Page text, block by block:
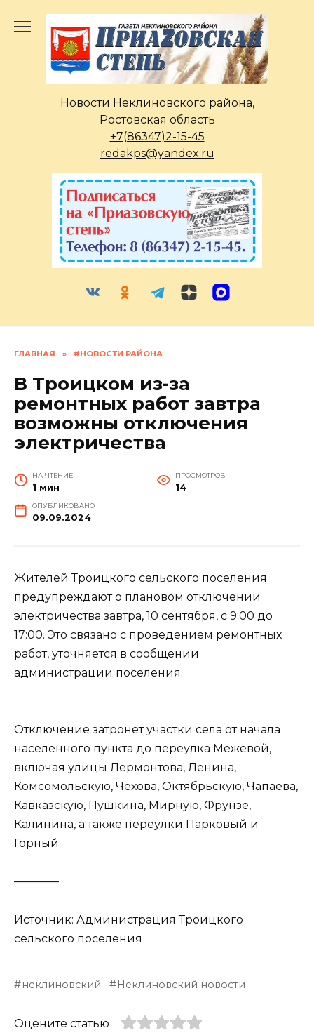
содержанию
Новости Неклиновского района,
Ростовская область
+7(86347)2-15-45
redakps@yandex.ru
ГЛАВНАЯ » #НОВОСТИ РАЙОНА
В Троицком из-за
ремонтных работ завтра
возможны отключения
электричества
НА ЧТЕНИЕ
1 мин
ПРОСМОТРОВ
14
ОПУБЛИКОВАНО
09.09.2024
Жителей Троицкого сельского поселения
предупреждают о плановом отключении
электричества завтра, 10 сентября, с 9:00 до
17:00. Это связано с проведением ремонтных
работ, уточняется в сообщении
администрации поселения.
Отключение затронет участки села от начала
населенного пункта до переулка Межевой,
включая улицы Лермонтова, Ленина,
Комсомольскую, Чехова, Октябрьскую, Чапаева,
Кавказскую, Пушкина, Мирную, Фрунзе,
Калинина, а также переулки Парковый и
Горный.
————
Источник: Администрация Троицкого
сельского поселения
неклиновский Неклиновский новости
Оцените статью